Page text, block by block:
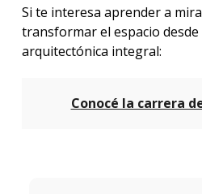
Si te interesa aprender a
transformar el espacio
arquitectónica integral:
Conocé la carrera